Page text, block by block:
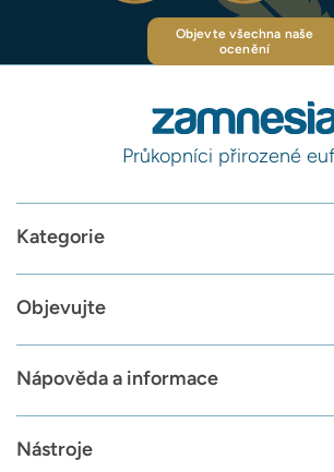
Objevte všechna naše
ocenění
Průkopníci přirozené
Kategorie
Objevujte
Nápověda a informace
Nástroje